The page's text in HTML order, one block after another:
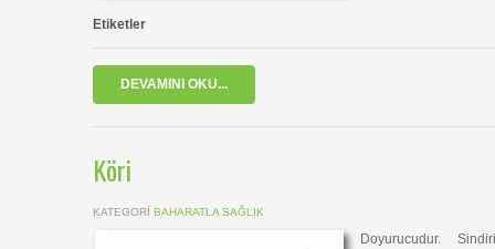
Etiketler
DEVAMINI OKU...
Köri
KATEGORI BAHARATLA SAĞLIK
Doyurucudur.